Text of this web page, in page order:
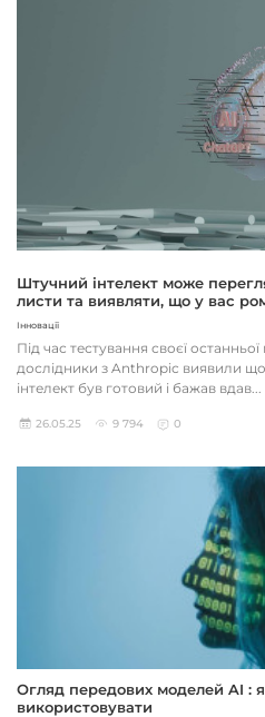
Штучний інтелект може
листи та виявляти, що у вас
Інновації
Під час тестування своєї
дослідники з Anthropic виявили
інтелект був готовий і бажав вдав...
26.05.25 9 794 0
Огляд передових моделей AI :
використовувати